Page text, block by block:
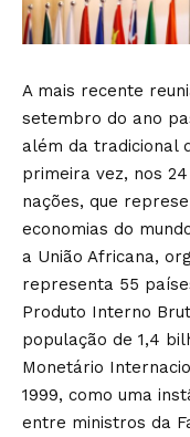
A mais recente
setembro do ano
além da tradicional
primeira vez, nos
nações, que
economias do
a União Africana,
representa 55
Produto Interno
população de 1,4
Monetário
1999, como uma
entre ministros da